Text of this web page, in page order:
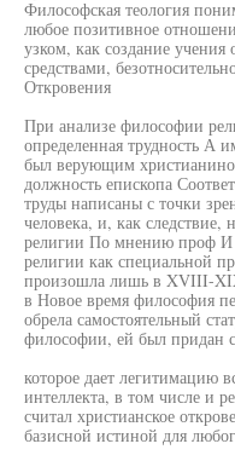
Философская теология
любое позитивное
узком, как создание
средствами,
Откровения
При анализе философии
определенная трудность А
был верующим
должность епископа
труды написаны с точки
человека, и, как
религии По мнению проф И
религии как специальной
произошла лишь в XVIII-XIX
в Новое время философия
обрела самостоятельный
философии, ей был придан
которое дает легитимацию
интеллекта, в том числе и
считал христианское
базисной истиной для